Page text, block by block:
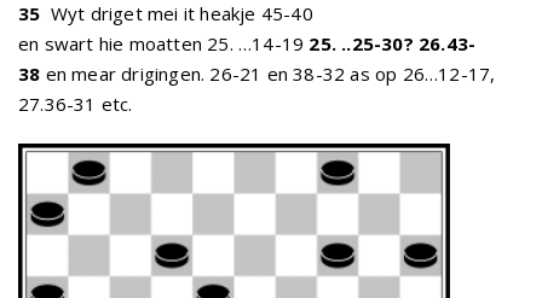
35 Wyt driget mei it heakje 45-40
en swart hie moatten 25. …14-19 25. ..25-30? 26.43-
38 en mear drigingen. 26-21 en 38-32 as op 26…12-17,
27.36-31 etc.